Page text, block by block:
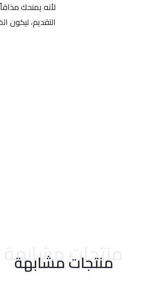
التقديم، ليكون
منتجات مشابهة
منتجات مشابهة